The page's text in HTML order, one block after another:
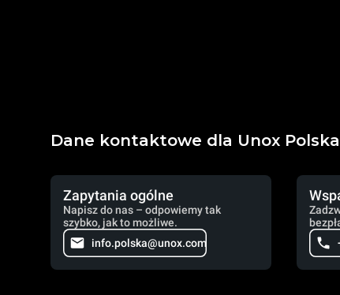
Dane kontaktowe dla Unox Polska
Zapytania ogólne
Napisz do nas – odpowiemy tak
szybko, jak to możliwe.
info.polska@unox.com